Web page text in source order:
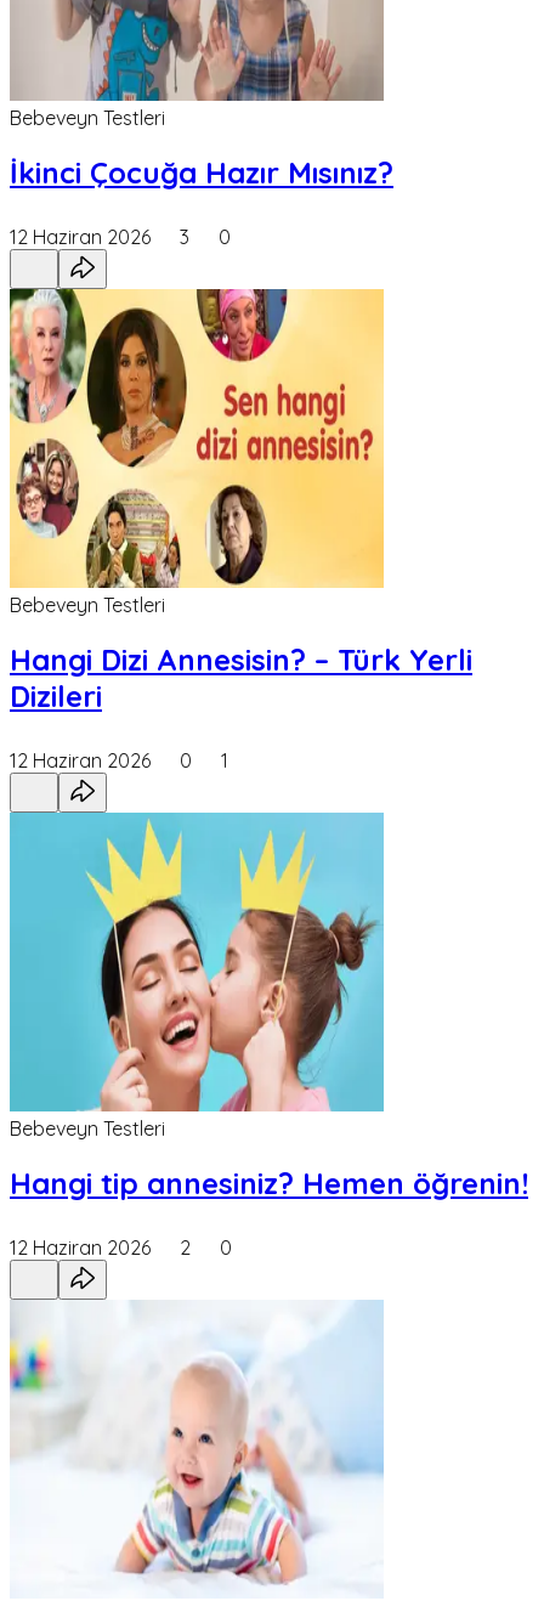
Bebeveyn Testleri
İkinci Çocuğa Hazır Mısınız?
12 Haziran 2026 3 0
Bebeveyn Testleri
Hangi Dizi Annesisin? – Türk Yerli
Dizileri
12 Haziran 2026 0 1
Bebeveyn Testleri
Hangi tip annesiniz? Hemen öğrenin!
12 Haziran 2026 2 0